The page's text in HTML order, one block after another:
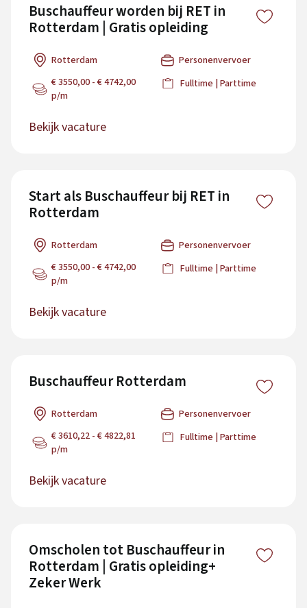
Buschauffeur worden bij RET in
Rotterdam | Gratis opleiding
Rotterdam
Personenvervoer
€ 3550,00 - € 4742,00
p/m
Fulltime | Parttime
Bekijk vacature
Start als Buschauffeur bij RET in
Rotterdam
Rotterdam
Personenvervoer
€ 3550,00 - € 4742,00
p/m
Fulltime | Parttime
Bekijk vacature
Buschauffeur Rotterdam
Rotterdam
Personenvervoer
€ 3610,22 - € 4822,81
p/m
Fulltime | Parttime
Bekijk vacature
Omscholen tot Buschauffeur in
Rotterdam | Gratis opleiding+
Zeker Werk